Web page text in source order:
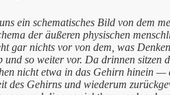
ein schematisches Bild von dem
der äußeren physischen
gar nichts vor von dem, was
so weiter vor. Da drinnen sitzen
nicht etwa in das Gehirn hinein
des Gehirns und wiederum